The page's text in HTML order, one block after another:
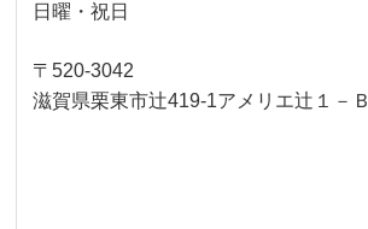
日曜・祝日
〒520-3042
滋賀県栗東市辻419-1アメリエ辻１－Ｂ